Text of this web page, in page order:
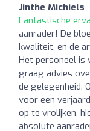
Jinthe Michiels
Fantastische
aanrader! De
kwaliteit, en de
Het personeel is
graag advies
de gelegenheid.
voor een
op te vrolijken,
absolute